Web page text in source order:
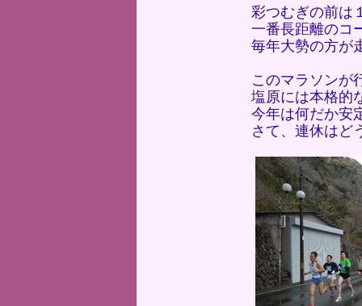
彩つむぎの前は
一番長距離のコ
毎年大勢の方が
このマラソンが
塩原には本格的
今年は何だか安
さて、連休はど